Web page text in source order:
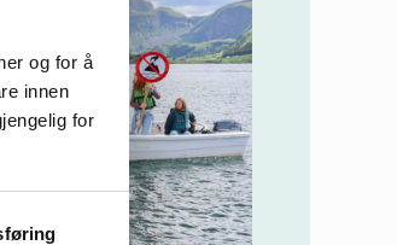
og for å
innen
for